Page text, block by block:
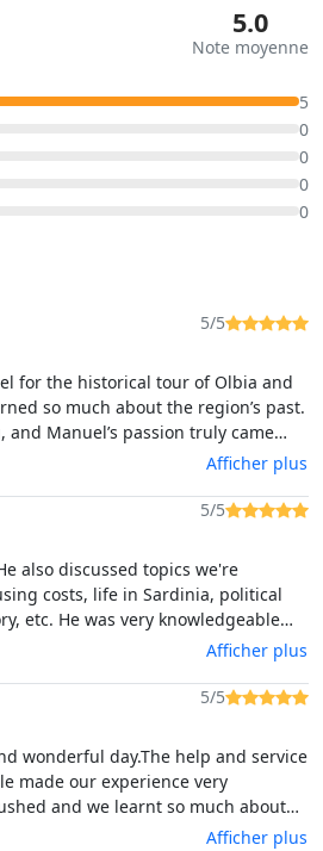
5.0
Note moyenne
5
0
0
0
0
5/5
for the historical tour of Olbia and
so much about the region’s past.
Manuel’s passion truly came
rich and rewarding experience
Afficher plus
5/5
also discussed topics we're
costs, life in Sardinia, political
etc. He was very knowledgeable
Also great aperitif. We also meet his
She was delightful. VERY
but showed their great
Would recommend this tour
Afficher plus
5/5
wonderful day.The help and service
made our experience very
and we learnt so much about
recommended for everyone.We
Afficher plus